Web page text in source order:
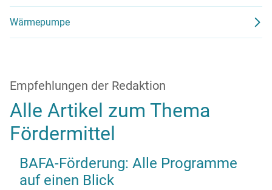
Wärmepumpe
Empfehlungen der Redaktion
Alle Artikel zum Thema
Fördermittel
BAFA-Förderung: Alle Programme
auf einen Blick